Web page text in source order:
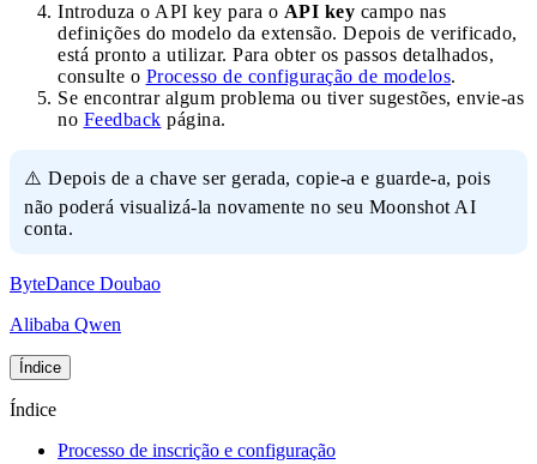
Introduza o API key para o API key campo nas
definições do modelo da extensão. Depois de verificado,
está pronto a utilizar. Para obter os passos detalhados,
consulte o Processo de configuração de modelos.
Se encontrar algum problema ou tiver sugestões, envie-as
no Feedback página.
⚠️ Depois de a chave ser gerada, copie-a e guarde-a, pois
não poderá visualizá-la novamente no seu Moonshot AI
conta.
ByteDance Doubao
Alibaba Qwen
Índice
Índice
Processo de inscrição e configuração